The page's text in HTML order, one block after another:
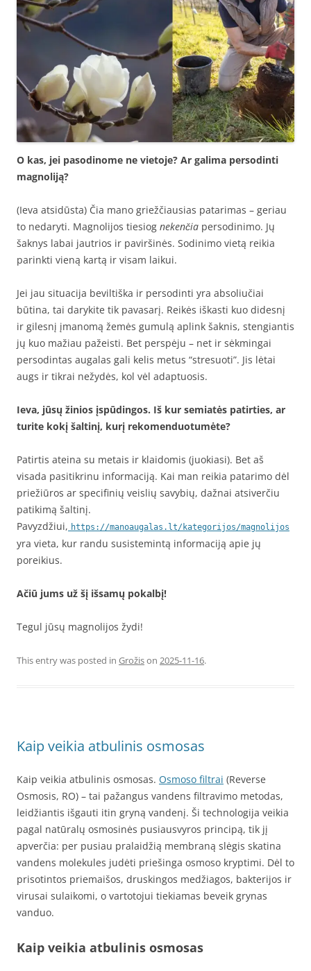
O kas, jei pasodinome ne vietoje? Ar galima persodinti
magnoliją?
(Ieva atsidūsta) Čia mano griežčiausias patarimas – geriau
to nedaryti. Magnolijos tiesiog nekenčia persodinimo. Jų
šaknys labai jautrios ir paviršinės. Sodinimo vietą reikia
parinkti vieną kartą ir visam laikui.
Jei jau situacija beviltiška ir persodinti yra absoliučiai
būtina, tai darykite tik pavasarį. Reikės iškasti kuo didesnį
ir gilesnį įmanomą žemės gumulą aplink šaknis, stengiantis
jų kuo mažiau pažeisti. Bet perspėju – net ir sėkmingai
persodintas augalas gali kelis metus “stresuoti”. Jis lėtai
augs ir tikrai nežydės, kol vėl adaptuosis.
Ieva, jūsų žinios įspūdingos. Iš kur semiatės patirties, ar
turite kokį šaltinį, kurį rekomenduotumėte?
Patirtis ateina su metais ir klaidomis (juokiasi). Bet aš
visada pasitikrinu informaciją. Kai man reikia patarimo dėl
priežiūros ar specifinių veislių savybių, dažnai atsiverčiu
patikimą šaltinį.
Pavyzdžiui, https://manoaugalas.lt/kategorijos/magnolijos
yra vieta, kur randu susistemintą informaciją apie jų
poreikius.
Ačiū jums už šį išsamų pokalbį!
Tegul jūsų magnolijos žydi!
This entry was posted in Grožison 2025-11-16.
Kaip veikia atbulinis osmosas
Kaip veikia atbulinis osmosas. Osmoso filtrai (Reverse
Osmosis, RO) – tai pažangus vandens filtravimo metodas,
leidžiantis išgauti itin gryną vandenį. Ši technologija veikia
pagal natūralų osmosinės pusiausvyros principą, tik jį
apverčia: per pusiau pralaidžią membraną slėgis skatina
vandens molekules judėti priešinga osmoso kryptimi. Dėl to
prisotintos priemaišos, druskingos medžiagos, bakterijos ir
virusai sulaikomi, o vartotojui tiekiamas beveik grynas
vanduo.
Kaip veikia atbulinis osmosas